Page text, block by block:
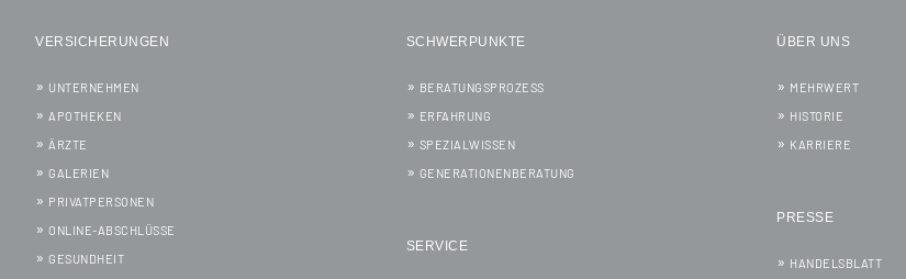
VERSICHERUNGEN
UNTERNEHMEN
APOTHEKEN
ÄRZTE
GALERIEN
PRIVATPERSONEN
ONLINE-ABSCHLÜSSE
GESUNDHEIT
SCHWERPUNKTE
BERATUNGSPROZESS
ERFAHRUNG
SPEZIALWISSEN
GENERATIONENBERATUNG
SERVICE
ÜBER UNS
MEHRWERT
HISTORIE
KARRIERE
PRESSE
HANDELSBLATT